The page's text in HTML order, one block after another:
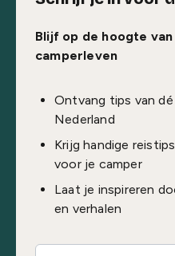
Blijf op de hoogte
camperleven
Ontvang tips van
Nederland
Krijg handige
voor je camper
Laat je inspireren
en verhalen